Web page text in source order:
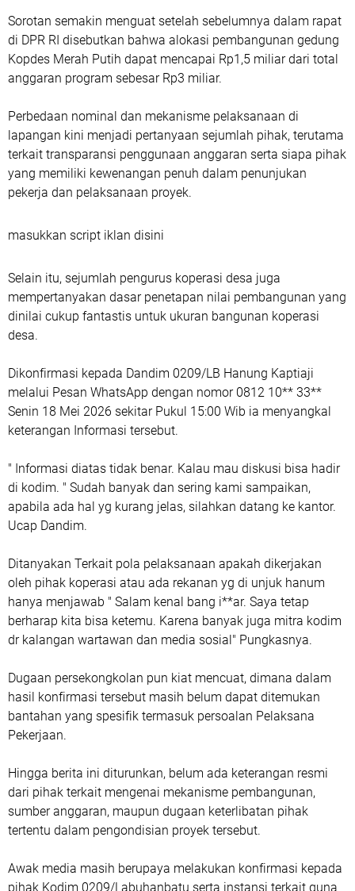
Sorotan semakin menguat setelah sebelumnya dalam rapat
di DPR RI disebutkan bahwa alokasi pembangunan gedung
Kopdes Merah Putih dapat mencapai Rp1,5 miliar dari total
anggaran program sebesar Rp3 miliar.
Perbedaan nominal dan mekanisme pelaksanaan di
lapangan kini menjadi pertanyaan sejumlah pihak, terutama
terkait transparansi penggunaan anggaran serta siapa pihak
yang memiliki kewenangan penuh dalam penunjukan
pekerja dan pelaksanaan proyek.
masukkan script iklan disini
Selain itu, sejumlah pengurus koperasi desa juga
mempertanyakan dasar penetapan nilai pembangunan yang
dinilai cukup fantastis untuk ukuran bangunan koperasi
desa.
Dikonfirmasi kepada Dandim 0209/LB Hanung Kaptiaji
melalui Pesan WhatsApp dengan nomor 0812 10** 33**
Senin 18 Mei 2026 sekitar Pukul 15:00 Wib ia menyangkal
keterangan Informasi tersebut.
" Informasi diatas tidak benar. Kalau mau diskusi bisa hadir
di kodim. " Sudah banyak dan sering kami sampaikan,
apabila ada hal yg kurang jelas, silahkan datang ke kantor.
Ucap Dandim.
Ditanyakan Terkait pola pelaksanaan apakah dikerjakan
oleh pihak koperasi atau ada rekanan yg di unjuk hanum
hanya menjawab " Salam kenal bang i**ar. Saya tetap
berharap kita bisa ketemu. Karena banyak juga mitra kodim
dr kalangan wartawan dan media sosial" Pungkasnya.
Dugaan persekongkolan pun kiat mencuat, dimana dalam
hasil konfirmasi tersebut masih belum dapat ditemukan
bantahan yang spesifik termasuk persoalan Pelaksana
Pekerjaan.
Hingga berita ini diturunkan, belum ada keterangan resmi
dari pihak terkait mengenai mekanisme pembangunan,
sumber anggaran, maupun dugaan keterlibatan pihak
tertentu dalam pengondisian proyek tersebut.
Awak media masih berupaya melakukan konfirmasi kepada
pihak Kodim 0209/Labuhanbatu serta instansi terkait guna